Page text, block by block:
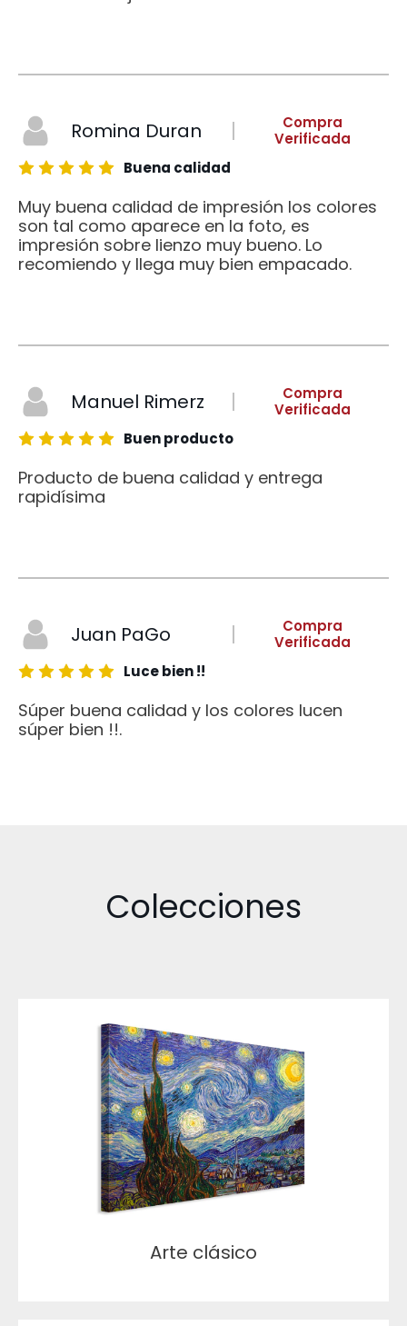
Romina Duran
Compra
Verificada
Buena calidad
Muy buena calidad de impresión los colores
son tal como aparece en la foto, es
impresión sobre lienzo muy bueno. Lo
recomiendo y llega muy bien empacado.
Manuel Rimerz
Compra
Verificada
Buen producto
Producto de buena calidad y entrega
rapidísima
Juan PaGo
Compra
Verificada
Luce bien !!
Súper buena calidad y los colores lucen
súper bien !!.
Colecciones
Arte clásico